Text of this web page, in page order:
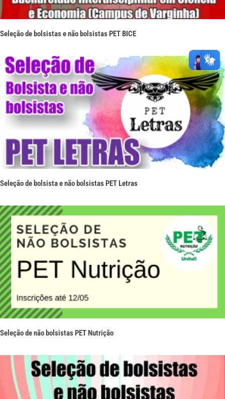
Seleção de bolsistas e não bolsistas PET BICE
Seleção de bolsista e não bolsistas PET Letras
Seleção de não bolsistas PET Nutrição